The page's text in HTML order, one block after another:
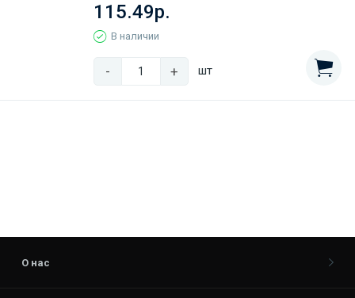
115.49р.
В наличии
- + шт
О нас